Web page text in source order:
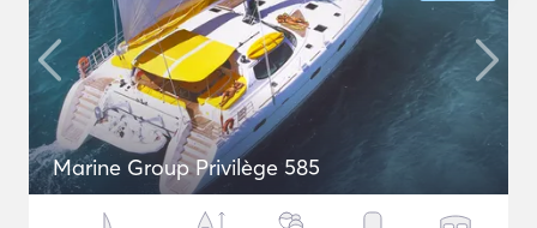
Marine Group Privilège 585